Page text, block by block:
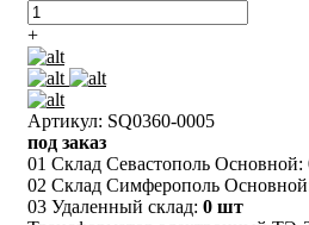
+
Артикул: SQ0360-0005
под заказ
01 Склад Севастополь Основной:
02 Склад Симферополь
03 Удаленный склад: 0 шт